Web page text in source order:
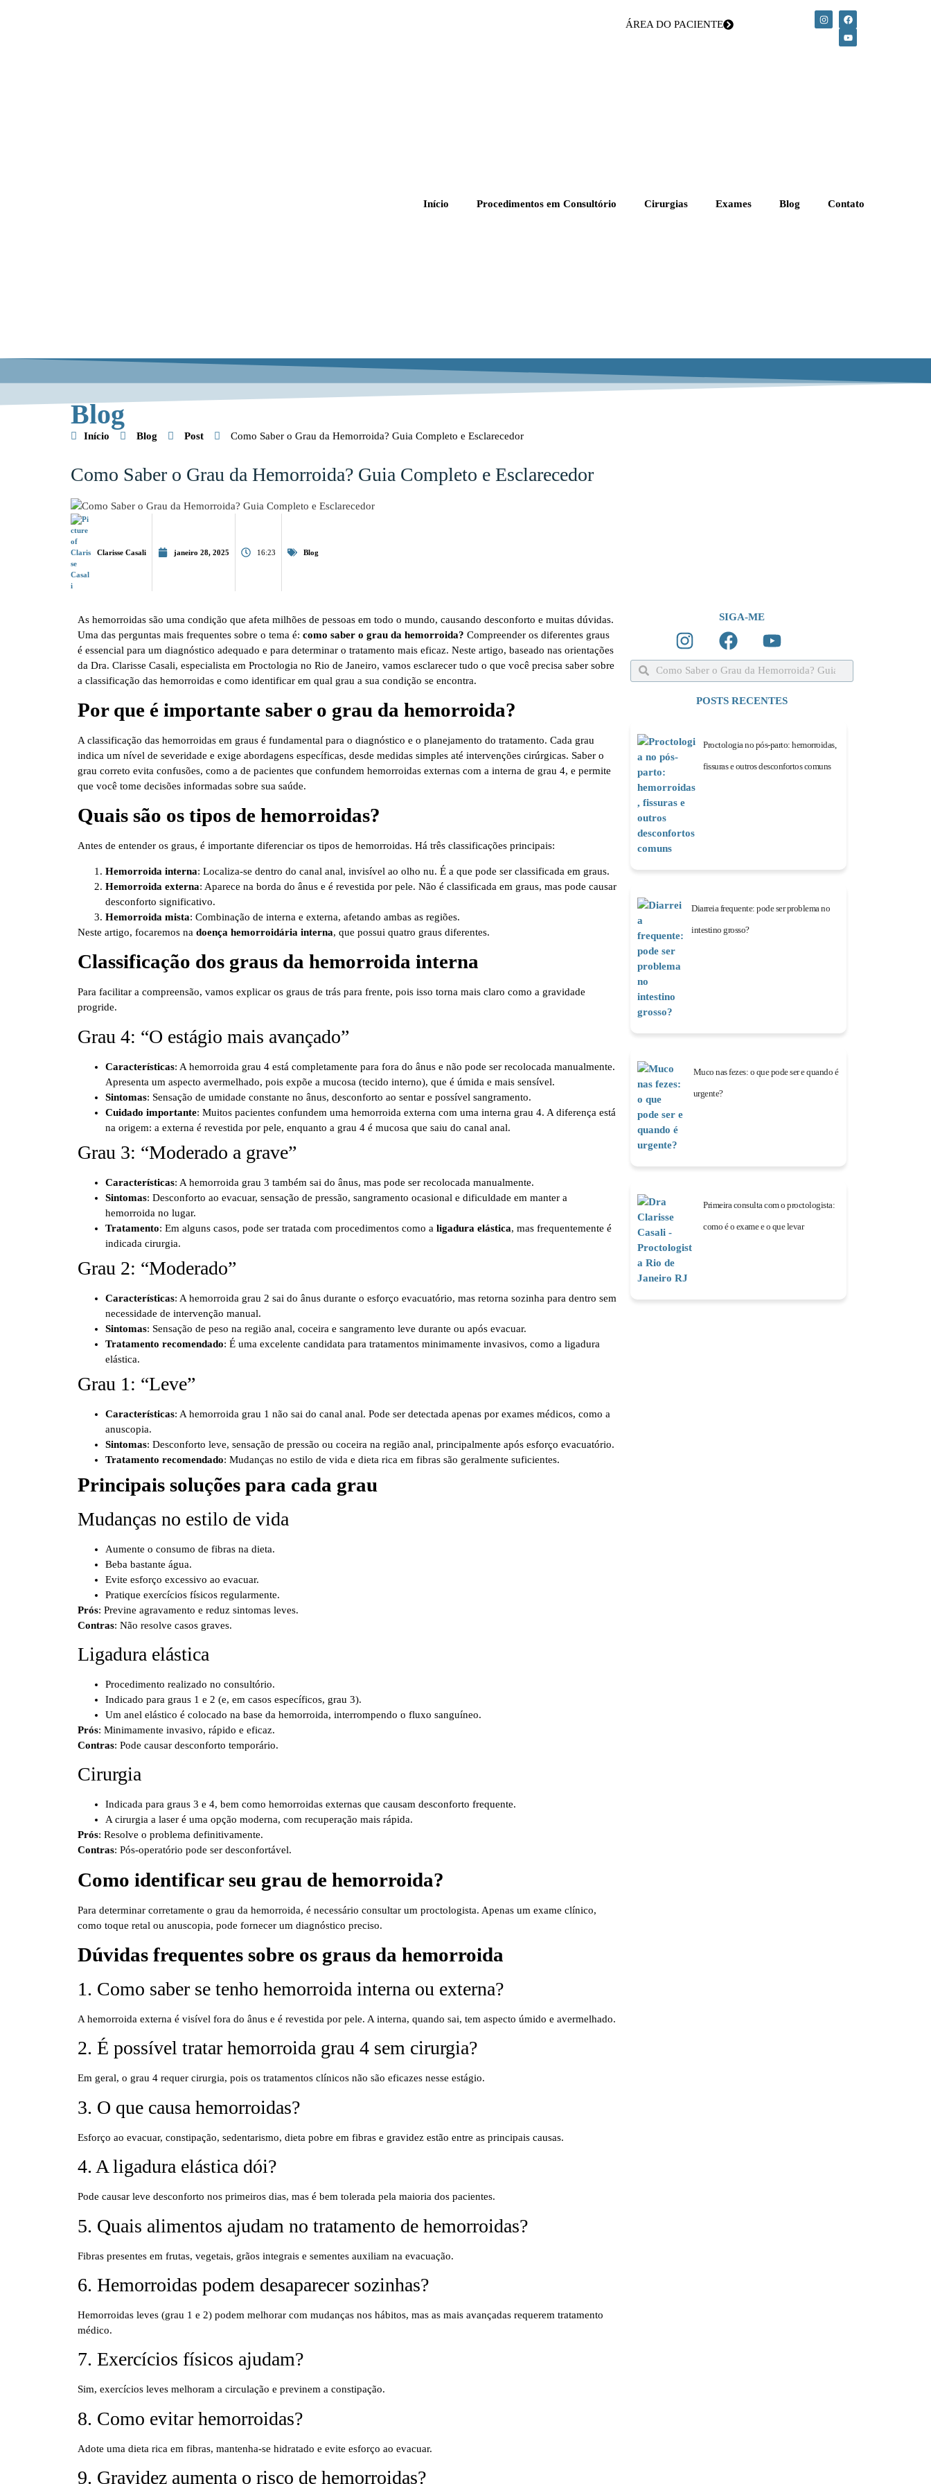
ÁREA DO PACIENTE
Início Procedimentos em Consultório Cirurgias Exames Blog Contato
Blog
Início Blog Post Como Saber o Grau da Hemorroida? Guia Completo e Esclarecedor
Como Saber o Grau da Hemorroida? Guia Completo e Esclarecedor
Clarisse Casali janeiro 28, 2025 16:23 Blog
As hemorroidas são uma condição que afeta milhões de pessoas em todo o mundo, causando desconforto e muitas dúvidas.
Uma das perguntas mais frequentes sobre o tema é: como saber o grau da hemorroida? Compreender os diferentes graus
é essencial para um diagnóstico adequado e para determinar o tratamento mais eficaz. Neste artigo, baseado nas orientações
da Dra. Clarisse Casali, especialista em Proctologia no Rio de Janeiro, vamos esclarecer tudo o que você precisa saber sobre
a classificação das hemorroidas e como identificar em qual grau a sua condição se encontra.
Por que é importante saber o grau da hemorroida?
A classificação das hemorroidas em graus é fundamental para o diagnóstico e o planejamento do tratamento. Cada grau
indica um nível de severidade e exige abordagens específicas, desde medidas simples até intervenções cirúrgicas. Saber o
grau correto evita confusões, como a de pacientes que confundem hemorroidas externas com a interna de grau 4, e permite
que você tome decisões informadas sobre sua saúde.
Quais são os tipos de hemorroidas?
Antes de entender os graus, é importante diferenciar os tipos de hemorroidas. Há três classificações principais:
Hemorroida interna: Localiza-se dentro do canal anal, invisível ao olho nu. É a que pode ser classificada em graus.
Hemorroida externa: Aparece na borda do ânus e é revestida por pele. Não é classificada em graus, mas pode causar
desconforto significativo.
Hemorroida mista: Combinação de interna e externa, afetando ambas as regiões.
Neste artigo, focaremos na doença hemorroidária interna, que possui quatro graus diferentes.
Classificação dos graus da hemorroida interna
Para facilitar a compreensão, vamos explicar os graus de trás para frente, pois isso torna mais claro como a gravidade
progride.
Grau 4: “O estágio mais avançado”
Características: A hemorroida grau 4 está completamente para fora do ânus e não pode ser recolocada manualmente.
Apresenta um aspecto avermelhado, pois expõe a mucosa (tecido interno), que é úmida e mais sensível.
Sintomas: Sensação de umidade constante no ânus, desconforto ao sentar e possível sangramento.
Cuidado importante: Muitos pacientes confundem uma hemorroida externa com uma interna grau 4. A diferença está
na origem: a externa é revestida por pele, enquanto a grau 4 é mucosa que saiu do canal anal.
Grau 3: “Moderado a grave”
Características: A hemorroida grau 3 também sai do ânus, mas pode ser recolocada manualmente.
Sintomas: Desconforto ao evacuar, sensação de pressão, sangramento ocasional e dificuldade em manter a
hemorroida no lugar.
Tratamento: Em alguns casos, pode ser tratada com procedimentos como a ligadura elástica, mas frequentemente é
indicada cirurgia.
Grau 2: “Moderado”
Características: A hemorroida grau 2 sai do ânus durante o esforço evacuatório, mas retorna sozinha para dentro sem
necessidade de intervenção manual.
Sintomas: Sensação de peso na região anal, coceira e sangramento leve durante ou após evacuar.
Tratamento recomendado: É uma excelente candidata para tratamentos minimamente invasivos, como a ligadura
elástica.
Grau 1: “Leve”
Características: A hemorroida grau 1 não sai do canal anal. Pode ser detectada apenas por exames médicos, como a
anuscopia.
Sintomas: Desconforto leve, sensação de pressão ou coceira na região anal, principalmente após esforço evacuatório.
Tratamento recomendado: Mudanças no estilo de vida e dieta rica em fibras são geralmente suficientes.
Principais soluções para cada grau
Mudanças no estilo de vida
Aumente o consumo de fibras na dieta.
Beba bastante água.
Evite esforço excessivo ao evacuar.
Pratique exercícios físicos regularmente.
Prós: Previne agravamento e reduz sintomas leves.
Contras: Não resolve casos graves.
Ligadura elástica
Procedimento realizado no consultório.
Indicado para graus 1 e 2 (e, em casos específicos, grau 3).
Um anel elástico é colocado na base da hemorroida, interrompendo o fluxo sanguíneo.
Prós: Minimamente invasivo, rápido e eficaz.
Contras: Pode causar desconforto temporário.
Cirurgia
Indicada para graus 3 e 4, bem como hemorroidas externas que causam desconforto frequente.
A cirurgia a laser é uma opção moderna, com recuperação mais rápida.
Prós: Resolve o problema definitivamente.
Contras: Pós-operatório pode ser desconfortável.
Como identificar seu grau de hemorroida?
Para determinar corretamente o grau da hemorroida, é necessário consultar um proctologista. Apenas um exame clínico,
como toque retal ou anuscopia, pode fornecer um diagnóstico preciso.
Dúvidas frequentes sobre os graus da hemorroida
1. Como saber se tenho hemorroida interna ou externa?
A hemorroida externa é visível fora do ânus e é revestida por pele. A interna, quando sai, tem aspecto úmido e avermelhado.
2. É possível tratar hemorroida grau 4 sem cirurgia?
Em geral, o grau 4 requer cirurgia, pois os tratamentos clínicos não são eficazes nesse estágio.
3. O que causa hemorroidas?
Esforço ao evacuar, constipação, sedentarismo, dieta pobre em fibras e gravidez estão entre as principais causas.
4. A ligadura elástica dói?
Pode causar leve desconforto nos primeiros dias, mas é bem tolerada pela maioria dos pacientes.
5. Quais alimentos ajudam no tratamento de hemorroidas?
Fibras presentes em frutas, vegetais, grãos integrais e sementes auxiliam na evacuação.
6. Hemorroidas podem desaparecer sozinhas?
Hemorroidas leves (grau 1 e 2) podem melhorar com mudanças nos hábitos, mas as mais avançadas requerem tratamento
médico.
7. Exercícios físicos ajudam?
Sim, exercícios leves melhoram a circulação e previnem a constipação.
8. Como evitar hemorroidas?
Adote uma dieta rica em fibras, mantenha-se hidratado e evite esforço ao evacuar.
9. Gravidez aumenta o risco de hemorroidas?
SIGA-ME
POSTS RECENTES
Proctologia no pós-parto: hemorroidas,
fissuras e outros desconfortos comuns
Diarreia frequente: pode ser problema no
intestino grosso?
Muco nas fezes: o que pode ser e quando é
urgente?
Primeira consulta com o proctologista:
como é o exame e o que levar